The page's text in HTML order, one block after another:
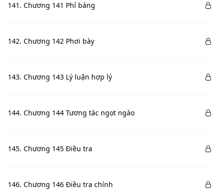
141. Chương 141 Phỉ báng
142. Chương 142 Phơi bày
143. Chương 143 Lý luận hợp lý
144. Chương 144 Tương tác ngọt ngào
145. Chương 145 Điều tra
146. Chương 146 Điều tra chính